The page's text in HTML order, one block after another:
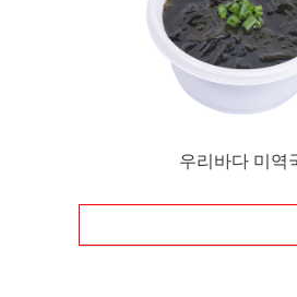
우리바다 미역